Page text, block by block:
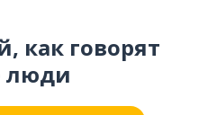
как говорят
люди